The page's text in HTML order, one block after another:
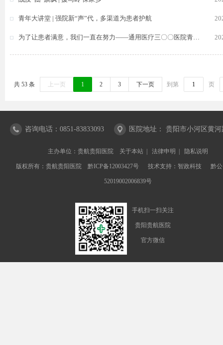
青年大讲堂 | 强院新“声”代，多渠道为患者护航
为了让患者满意，我们一直在努力——通用医疗三〇〇医院青年大讲堂第六场，开讲！
共 53 条 上一页 1 2 3 下一页 到第 页
咨询电话：0851-83833093 医院地址： 贵阳市小河区黄河
主办单位：贵航贵阳医院 关于本站 |法律申明 隐私说明
版权所有：贵航贵阳医院 黔ICP备12003427号技术支持： 智政科技 黔
52019002006839号
手机扫一扫关注
贵阳贵航医院
官方微信